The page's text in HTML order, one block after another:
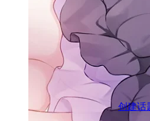
创建话